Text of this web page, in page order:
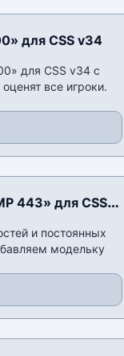
для CSS v34
для CSS v34 с
все игроки.
443» для CSS
и постоянных
модельку